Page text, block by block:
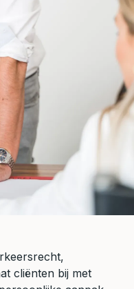
cliënten bij met